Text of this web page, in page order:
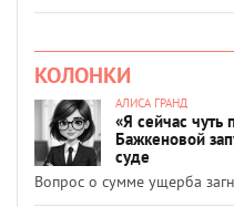
КОЛОНКИ
АЛИСА ГРАНД
«Я сейчас чуть
Бажкеновой
суде
Вопрос о сумме ущерба